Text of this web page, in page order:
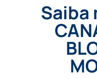
Saiba